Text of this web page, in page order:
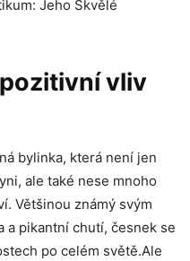
vliv⁣
bylinka, která ‌není ‌jen⁢
ale ⁤také nese mnoho
Většinou⁢ známý svým
a pikantní chutí,‌ česnek⁣ se
po celém světě.Ale